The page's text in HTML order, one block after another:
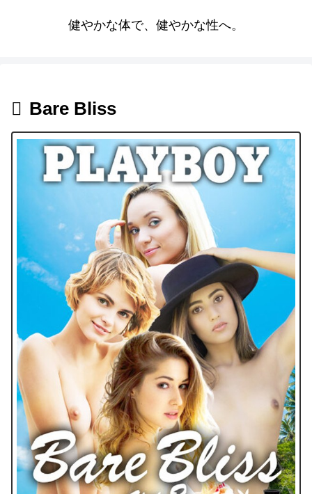
健やかな体で、健やかな性へ。
Bare Bliss